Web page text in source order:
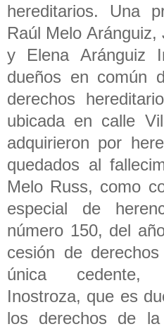
hereditarios. Una
Raúl Melo
y Elena Aránguiz
dueños en común
derechos
ubicada en calle
adquirieron por
quedados al
Melo Russ, como
especial de
número 150, del
cesión de
única cedente,
Inostroza, que es
los derechos de la